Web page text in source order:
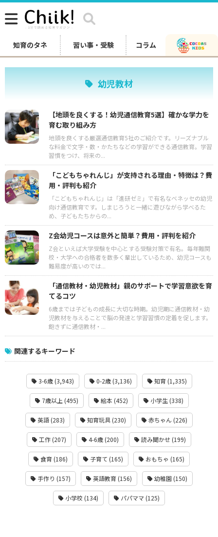
知育のタネ 習い事・受験 コラム
幼児教材
【地頭を良くする！幼児通信教育5選】確かな学力を
育む取り組み方
地頭を良くする厳選通信教育5社のご紹介です。リーズナブル
な料金で文字・数・かたちなどの学習ができる通信教育。学習
習慣をつけ、将来の...
「こどもちゃれんじ」が支持される理由・特徴は？費
用・評判も紹介
「こどもちゃれんじ」は「進研ゼミ」で有名なベネッセの幼児
向け通信教育です。しまじろうと一緒に遊びながら学べるた
め、子どもたちからの...
Z会幼児コースは意外と簡単？費用・評判を紹介
Z会といえば大学受験を中心とする受験対策で有名。毎年難関
校・大学への合格者を数多く輩出しているため、幼児コースも
難易度が高いのでは...
「通信教材・幼児教材」親のサポートで学習意欲を育
てるコツ
6歳までは子どもの成長に大切な時期。幼児期に通信教材・幼
児教材を与えることで脳の発達と学習習慣の定着を促します。
飽きずに通信教材・...
関連するキーワード
3-6歳 (3,943) 0-2歳 (3,136) 知育 (1,335)
7歳以上 (495) 絵本 (452) 小学生 (338)
英語 (283) 知育玩具 (230) 赤ちゃん (226)
工作 (207) 4-6歳 (200) 読み聞かせ (199)
食育 (186) 子育て (165) おもちゃ (165)
手作り (157) 英語教育 (156) 幼稚園 (150)
小学校 (134) パパママ (125)